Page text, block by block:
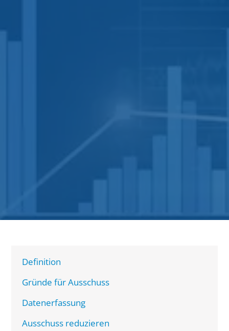
Definition
Gründe für Ausschuss
Datenerfassung
Ausschuss reduzieren